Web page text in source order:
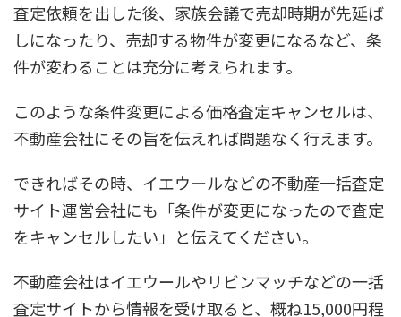
査定依頼を出した後、家族会議で売却時期が先延ば
しになったり、売却する物件が変更になるなど、条
件が変わることは充分に考えられます。
このような条件変更による価格査定キャンセルは、
不動産会社にその旨を伝えれば問題なく行えます。
できればその時、イエウールなどの不動産一括査定
サイト運営会社にも「条件が変更になったので査定
をキャンセルしたい」と伝えてください。
不動産会社はイエウールやリビンマッチなどの一括
査定サイトから情報を受け取ると、概ね15,000円程